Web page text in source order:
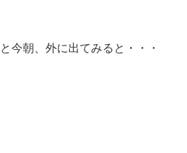
今朝、外に出てみると・・・